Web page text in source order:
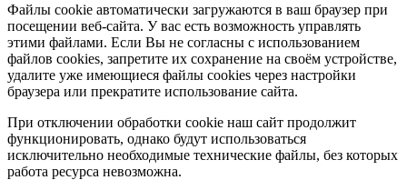
Файлы cookie автоматически загружаются в ваш браузер при
посещении веб-сайта. У вас есть возможность управлять
этими файлами. Если Вы не согласны с использованием
файлов cookies, запретите их сохранение на своём устройстве,
удалите уже имеющиеся файлы cookies через настройки
браузера или прекратите использование сайта.
При отключении обработки cookie наш сайт продолжит
функционировать, однако будут использоваться
исключительно необходимые технические файлы, без которых
работа ресурса невозможна.